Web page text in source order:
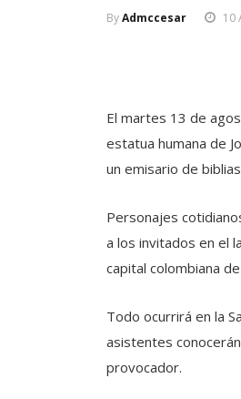
ByAdmccesar 10
El martes 13 de
estatua humana de
un emisario de
Personajes
a los invitados en el
capital colombiana
Todo ocurrirá en la
asistentes
provocador.